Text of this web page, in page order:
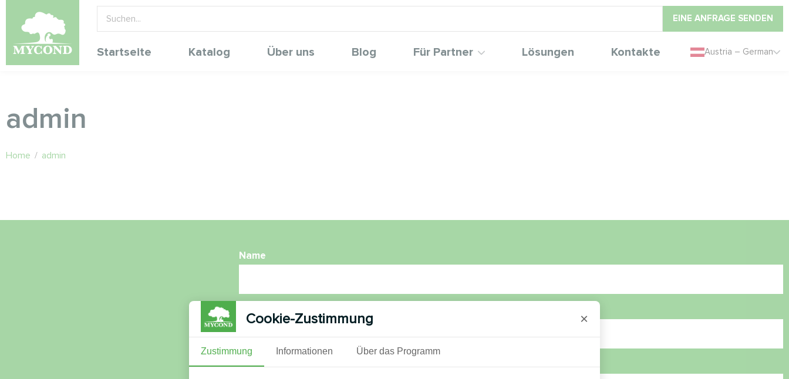
EINE ANFRAGE SENDEN
Startseite Katalog Über uns Blog Für Partner Lösungen Kontakte Austria – German
admin
Home / admin
Name
E-Mail
Cookie-Zustimmung ×
Zustimmung Informationen Über das Programm